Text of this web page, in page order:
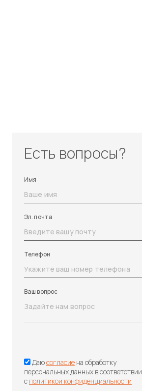
Есть вопросы?
Имя
Эл. почта
Телефон
Ваш вопрос
Даюсогласие на обработку
персональных данных в соответствии
с политикой конфиденциальности